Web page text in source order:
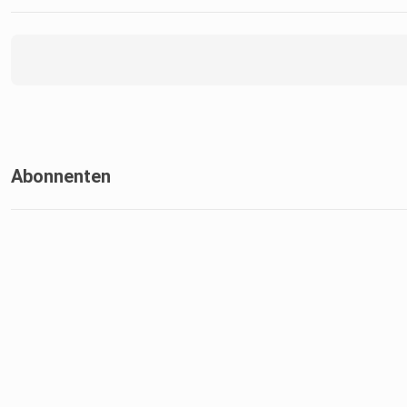
Abonnenten